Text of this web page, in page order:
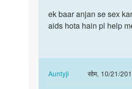
to
Kya
mahila
muh
ek
baar
sex
karne…
ek baar anjan se sex
aids hota hain pl help
Auntyji
सोम, 10/21/
In
reply